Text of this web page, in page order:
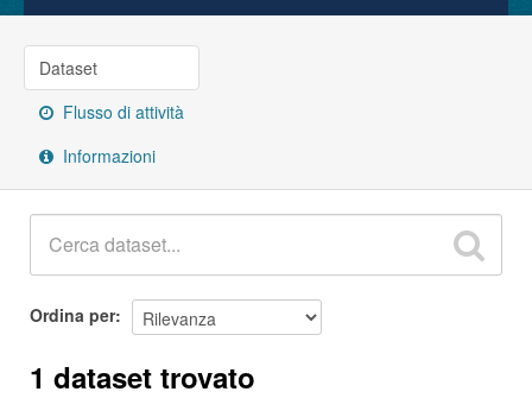
Dataset
Flusso di attività
Informazioni
Ordina per
1 dataset trovato